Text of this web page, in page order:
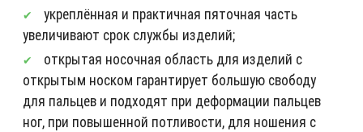
укреплённая и практичная пяточная часть
увеличивают срок службы изделий;
открытая носочная область для изделий с
открытым носком гарантирует большую свободу
для пальцев и подходят при деформации пальцев
ног, при повышенной потливости, для ношения с